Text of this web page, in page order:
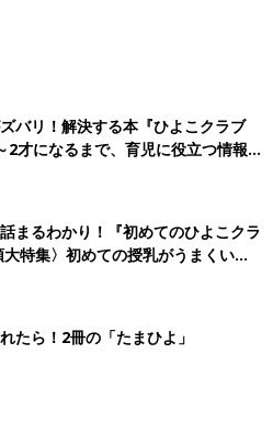
バリ！解決する本『ひよこクラブ
才になるまで、育児に役立つ情報が
まるわかり！『初めてのひよこクラ
特集〉初めての授乳がうまくい
ルクの基本と夏のトラブル 解決テ
たら！2冊の「たまひよ」